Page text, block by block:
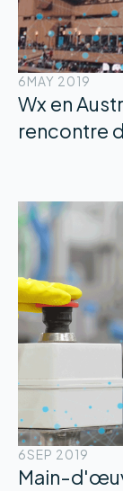
6MAY 2019
Wx en
rencontre
6SEP 2019
Main-